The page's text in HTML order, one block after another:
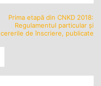
Prima etapă din CNKD 2018:
Regulamentul particular și
cererile de înscriere, publicate